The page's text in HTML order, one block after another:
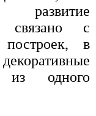
связано с
построек, в
из одного